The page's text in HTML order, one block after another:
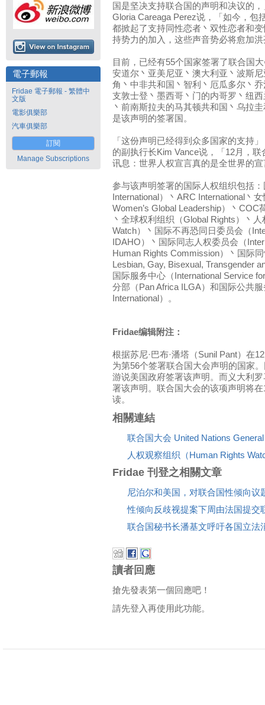
電子郵報
Fridae 電子郵報 - 繁體中
文版
電影俱樂部
汽車俱樂部
訂閱
Manage Subscriptions
国是坚决支持联合国的声明和决议的
Gloria Careaga Perez说，「如今，包
都掀起了支持同性恋者丶双性恋者和
持势力的加入，这些声音势必将愈加
目前，已经有55个国家签署了联合国
安道尔丶亚美尼亚丶澳大利亚丶波斯
角丶中非共和国丶智利丶厄瓜多尔丶
支敦士登丶墨西哥丶门的内哥罗丶纽
丶前南斯拉夫的马其顿共和国丶乌拉
是该声明的签署国。
「这份声明已经得到众多国家的支持
的副执行长Kim Vance说，「12月，
讯息：世界人权宣言真的是全世界的
参与该声明签署的国际人权组织包括
International）丶ARC International丶
Women’s Global Leadership）丶
丶全球权利组织（Global Rights）丶
Watch）丶国际不再恐同日委员会（
IDAHO）丶国际同志人权委员会（
Human Rights Commission）丶国际
Lesbian, Gay, Bisexual, Transgender
国际服务中心（International Service
分部（Pan Africa ILGA）和国际公共
International）。
Fridae编辑附注：
根据苏尼·巴布·潘塔（Sunil Pant）在
为第56个签署联合国大会声明的国家
游说美国政府签署该声明。而义大利
署该声明。联合国大会的该项声明将
读。
相關連結
联合国大会 United Nations
人权观察组织（Human Rights
Fridae 刊登之相關文章
尼泊尔和美国，对联合国性倾向议
性倾向反歧视提案下周由法国提交
联合国秘书长潘基文呼吁各国立法
讀者回應
搶先發表第一個回應吧！
請先登入再使用此功能。